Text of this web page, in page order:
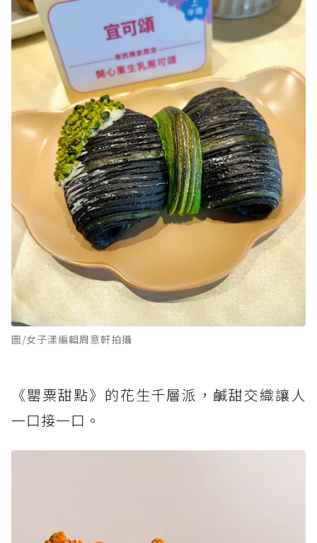
圖/女子漾編輯周意軒拍攝
《罌粟甜點》的花生千層派，鹹甜交織讓人
一口接一口。